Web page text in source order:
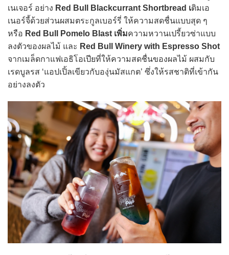
เนเจอร์ อย่าง Red Bull Blackcurrant Shortbread เติมเอ
เนอร์จี้ด้วยส่วนผสมตระกูลเบอร์รี่ ให้ความสดชื่นแบบสุด ๆ
หรือ Red Bull Pomelo Blast เพิ่มความหวานเปรี้ยวซ่าแบบ
ลงตัวของผลไม้ และ Red Bull Winery with Espresso Shot
จากเมล็ดกาแฟเอธิโอเปียที่ให้ความสดชื่นของผลไม้ ผสมกับ
เรดบูลรส ‘แอปเปิ้ลเขียวกับองุ่นมัสแกต’ ซึ่งให้รสชาติที่เข้ากัน
อย่างลงตัว